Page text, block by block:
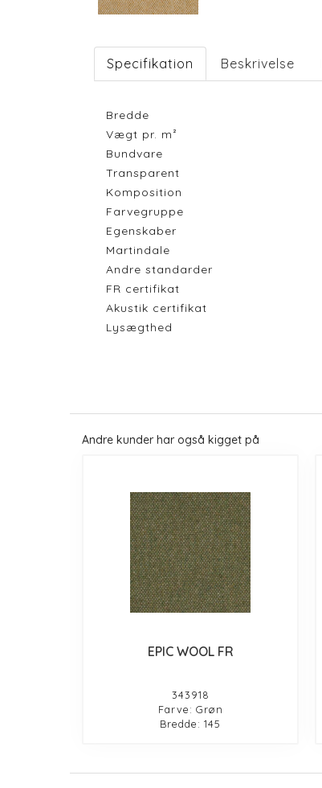
Specifikation Beskrivelse
Bredde
Vægt pr. m²
Bundvare
Transparent
Komposition
Farvegruppe
Egenskaber
Martindale
Andre standarder
FR certifikat
Akustik certifikat
Lysægthed
Andre kunder har også kigget på
EPIC WOOL FR
343918
Farve: Grøn
Bredde: 145